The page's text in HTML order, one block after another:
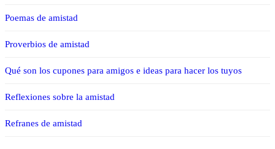
Poemas de amistad
Proverbios de amistad
Qué son los cupones para amigos e ideas para hacer los tuyos
Reflexiones sobre la amistad
Refranes de amistad